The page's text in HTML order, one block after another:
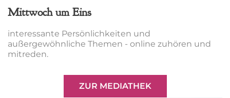
Mittwoch um Eins
interessante Persönlichkeiten und
außergewöhnliche Themen - online zuhören und
mitreden.
ZUR MEDIATHEK